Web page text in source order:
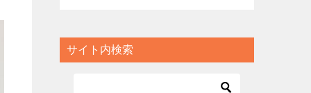
サイト内検索